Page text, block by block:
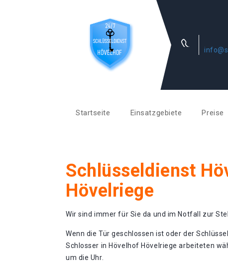
Startseite Einsatzgebiete Preise
Schlüsseldienst
Hövelriege
Wir sind immer für Sie da und im Notfall zur
Wenn die Tür geschlossen ist oder der
Schlosser in Hövelhof Hövelriege arbeiteten
um die Uhr.